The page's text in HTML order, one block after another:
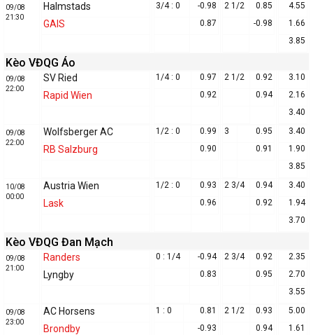
09/08
21:30
Halmstads
GAIS
3/4 : 0
-0.98
0.87
2 1/2
0.85
-0.98
4.55
1.66
3.85
Kèo VĐQG Áo
09/08
22:00
SV Ried
Rapid Wien
1/4 : 0
0.97
0.92
2 1/2
0.92
0.94
3.10
2.16
3.40
09/08
22:00
Wolfsberger AC
RB Salzburg
1/2 : 0
0.99
0.90
3
0.95
0.91
3.40
1.90
3.85
10/08
00:00
Austria Wien
Lask
1/2 : 0
0.93
0.96
2 3/4
0.94
0.92
3.40
1.94
3.70
Kèo VĐQG Đan Mạch
09/08
21:00
Randers
Lyngby
0 : 1/4
-0.94
0.83
2 3/4
0.92
0.95
2.35
2.70
3.55
09/08
23:00
AC Horsens
Brondby
1 : 0
0.81
-0.93
2 1/2
0.93
0.94
5.00
1.61